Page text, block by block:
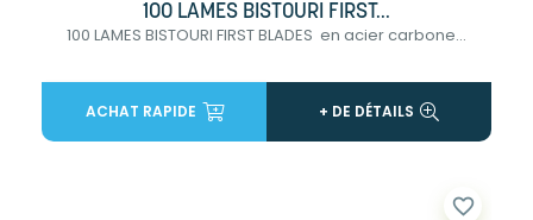
100 LAMES BISTOURI FIRST...
100 LAMES BISTOURI FIRST BLADES en acier carbone...
ACHAT RAPIDE + DE DÉTAILS
favorite_border